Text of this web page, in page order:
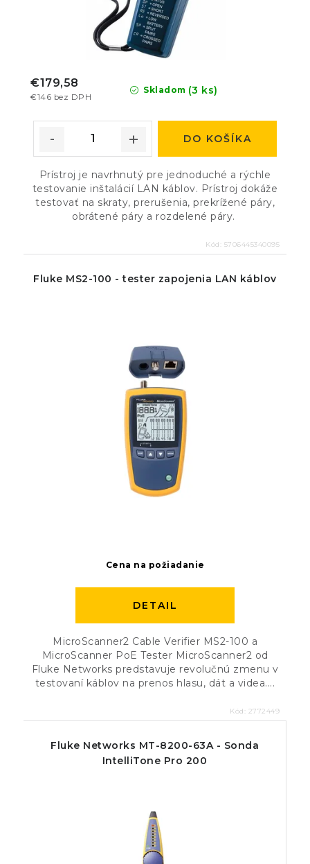
Skladom (3 ks)
€146 bez DPH
€179,58
DO KOŠÍKA
Prístroj je navrhnutý pre jednoduché a rýchle
testovanie inštalácií LAN káblov. Prístroj dokáže
testovať na skraty, prerušenia, prekrížené páry,
obrátené páry a rozdelené páry.
Kód: 5706445340095
Fluke MS2-100 - tester zapojenia LAN káblov
Cena na požiadanie
DETAIL
MicroScanner2 Cable Verifier MS2-100 a
MicroScanner PoE Tester MicroScanner2 od
Fluke Networks predstavuje revolučnú zmenu v
testovaní káblov na prenos hlasu, dát a videa....
Kód: 2772449
Fluke Networks MT-8200-63A - Sonda
IntelliTone Pro 200